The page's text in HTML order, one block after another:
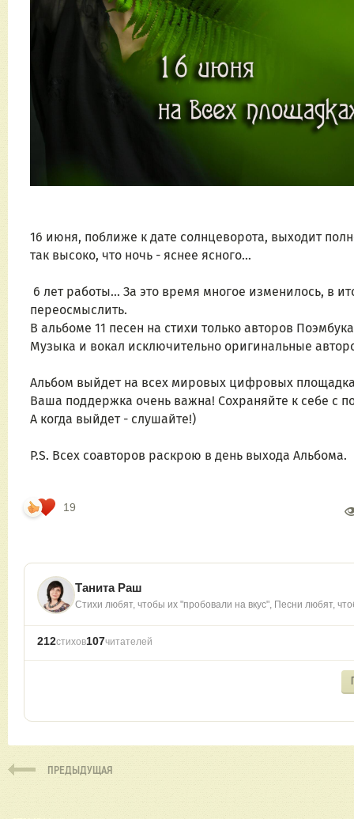
16 июня, поближе к дате солнцеворота, выходит
так высоко, что ночь - яснее ясного...
переосмыслить.
В альбоме 11 песен на стихи только авторов
Музыка и вокал исключительно оригинальные
Альбом выйдет на всех мировых цифровых
Ваша поддержка очень важна! Сохраняйте к себе
А когда выйдет - слушайте!)
P.S. Всех соавторов раскрою в день выхода Альбома.
19
Танита Раш
Стихи любят, чтобы их "пробовали на вкус", Песни любят,
212стихов107читателей
ПРЕДЫДУЩАЯ